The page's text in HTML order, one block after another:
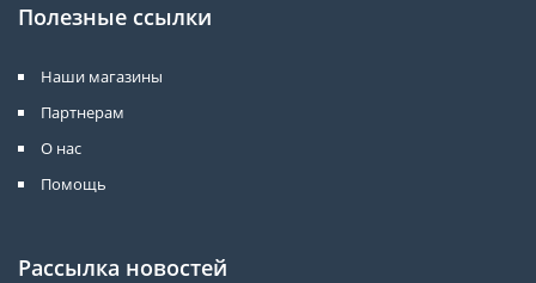
Полезные ссылки
Наши магазины
Партнерам
О нас
Помощь
Рассылка новостей